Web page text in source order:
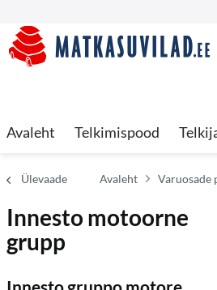
Avaleht Telkimispood
Ülevaade Avaleht Varuosade
Innesto motoorne
grupp